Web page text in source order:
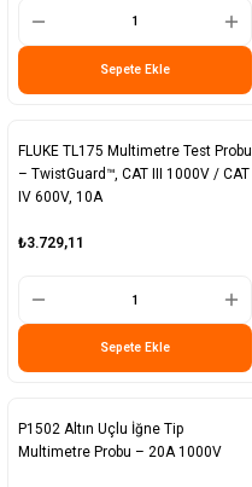
Sepete Ekle
FLUKE TL175 Multimetre Test Probu
– TwistGuard™, CAT III 1000V / CAT
IV 600V, 10A
₺3.729,11
Sepete Ekle
P1502 Altın Uçlu İğne Tip
Multimetre Probu – 20A 1000V